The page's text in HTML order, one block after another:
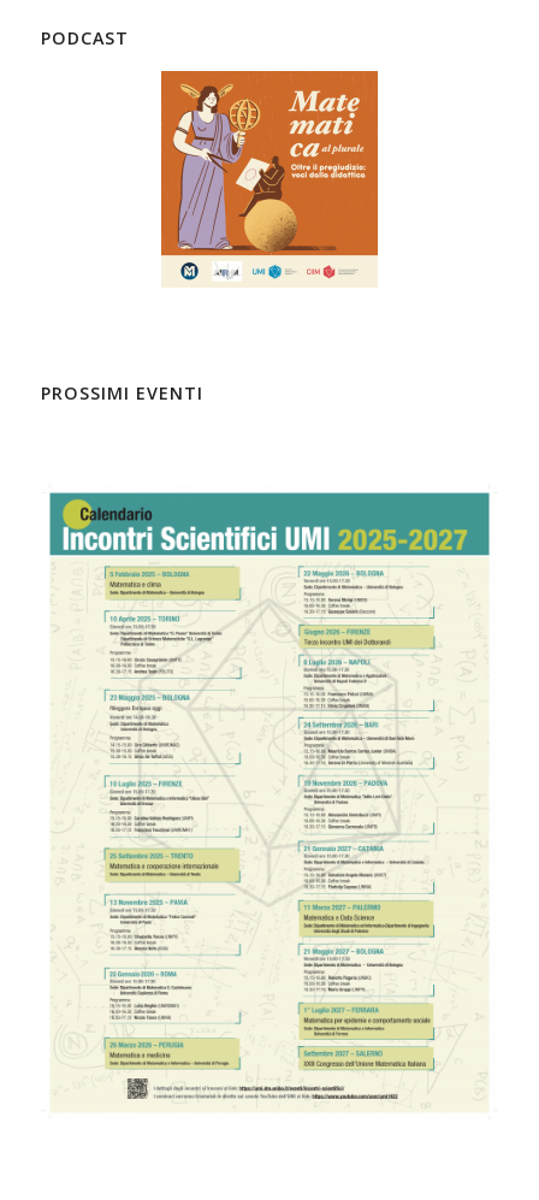
PODCAST
PROSSIMI EVENTI